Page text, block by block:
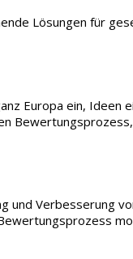
Lösungen für
Europa ein, Ideen
Verbesserung